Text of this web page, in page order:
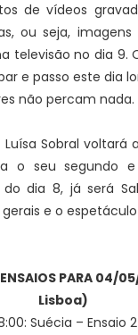
de vídeos
ou seja,
televisão no dia 9. O
e passo este dia
não percam nada.
Sobral voltará
o seu segundo
dia 8, já será
e o
ENSAIOS PARA 04/
Lisboa)
Suécia – Ensaio 2